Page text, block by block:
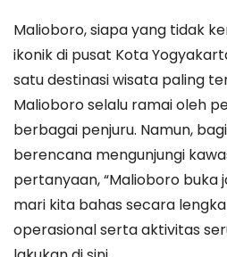
Jam
Berapa?
Jam
Operasional
dan
Aktivitas
di
Pusat
Keramaian
Malioboro, siapa yang tidak
ikonik di pusat Kota
satu destinasi wisata paling
Malioboro selalu ramai oleh
berbagai penjuru. Namun,
berencana mengunjungi
pertanyaan, “Malioboro buka
mari kita bahas secara
operasional serta aktivitas